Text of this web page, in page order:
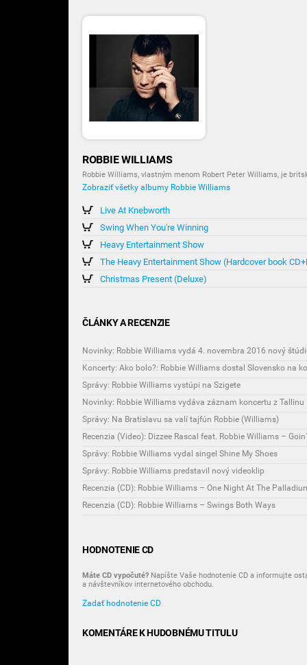
ROBBIE WILLIAMS
Robbie Williams, vlastným menom Robert Peter Williams, je
Zobraziť všetky albumy Robbie Williams
Live At Knebworth
Swing When You're Winning
Heavy Entertainment Show
The Heavy Entertainment Show (Hardcover book
Christmas Present (Deluxe)
ČLÁNKY A RECENZIE
Správy: Robbie Williams vystúpi na Szigete
Novinky: Robbie Williams vydáva záznam koncertu z Tallinu
Správy: Na Bratislavu sa valí tajfún Robbie (Williams)
Recenzia (Video): Dizzee Rascal feat. Robbie Williams –
Správy: Robbie Williams vydal singel Shine My Shoes
Správy: Robbie Williams predstavil nový videoklip
Recenzia (CD): Robbie Williams – One Night At The
Recenzia (CD): Robbie Williams – Swings Both Ways
HODNOTENIE CD
Máte CD vypočuté? Napíšte Vaše hodnotenie CD a informujte
a návštevníkov internetového obchodu.
Zadať hodnotenie CD
KOMENTÁRE K HUDOBNÉMU TITULU